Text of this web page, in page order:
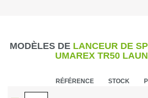
MODÈLES DE LANCEUR DE
UMAREX TR50
RÉFÉRENCE STOCK